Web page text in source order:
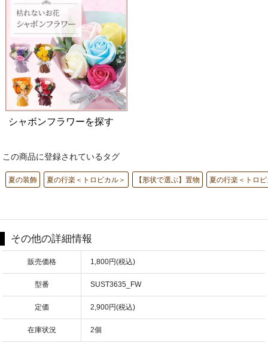
シャボンフラワーを探す
この商品に登録されているタグ
夏の装飾 夏の行楽＜トロピカル＞ 【形状で選ぶ】置物 夏の行楽＜トロ
その他の詳細情報
販売価格 1,800円(税込)
型番 SUST3635_FW
定価 2,900円(税込)
在庫状況 2個